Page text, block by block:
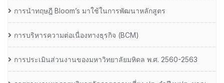
การนำทฤษฎี Bloom’s มาใช้ในการพัฒนาหลักสูตร
การบริหารความต่อเนื่องทางธุรกิจ (BCM)
การประเมินส่วนงานของมหาวิทยาลัยมหิดล พ.ศ. 2560-2563